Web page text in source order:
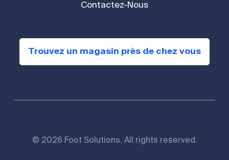
Contactez-Nous
Trouvez un magasin près de chez vous
© 2026 Foot Solutions. All rights reserved.